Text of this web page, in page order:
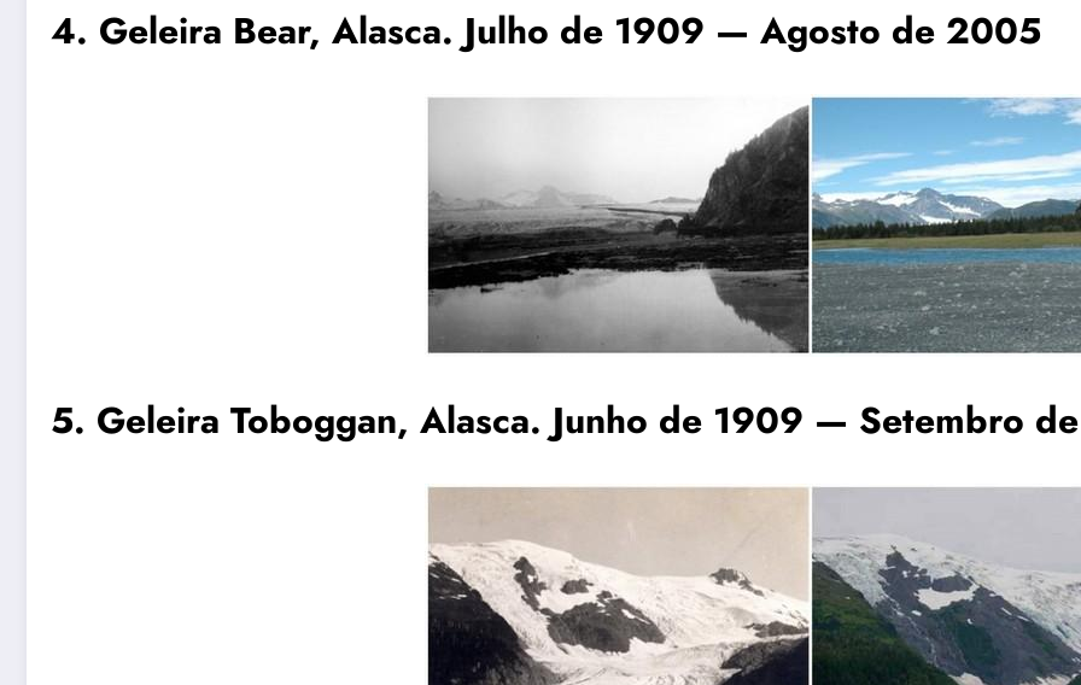
4. Geleira Bear, Alasca. Julho de 1909 — Agosto de 2005
5. Geleira Toboggan, Alasca. Junho de 1909 — Setembro